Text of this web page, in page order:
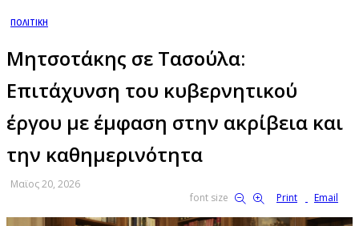
ΠΟΛΙΤΙΚΗ
Μητσοτάκης σε Τασούλα:
Επιτάχυνση του κυβερνητικού
έργου με έμφαση στην ακρίβεια και
την καθημερινότητα
Μαϊος 20, 2026
font size
Print Email